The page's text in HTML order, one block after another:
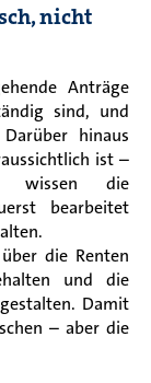
nicht
Anträge
sind, und
hinaus
ist –
wissen die
bearbeitet
die Renten
und die
Damit
– aber die